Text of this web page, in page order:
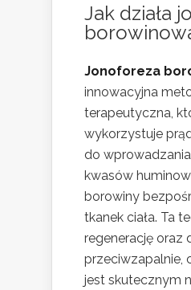
Jak działa
Jonoforeza
innowacyjna
terapeutyczna,
wykorzystuje
do
kwasów
borowiny
tkanek ciała. Ta
regenerację oraz
przeciwzapalnie,
jest skutecznym